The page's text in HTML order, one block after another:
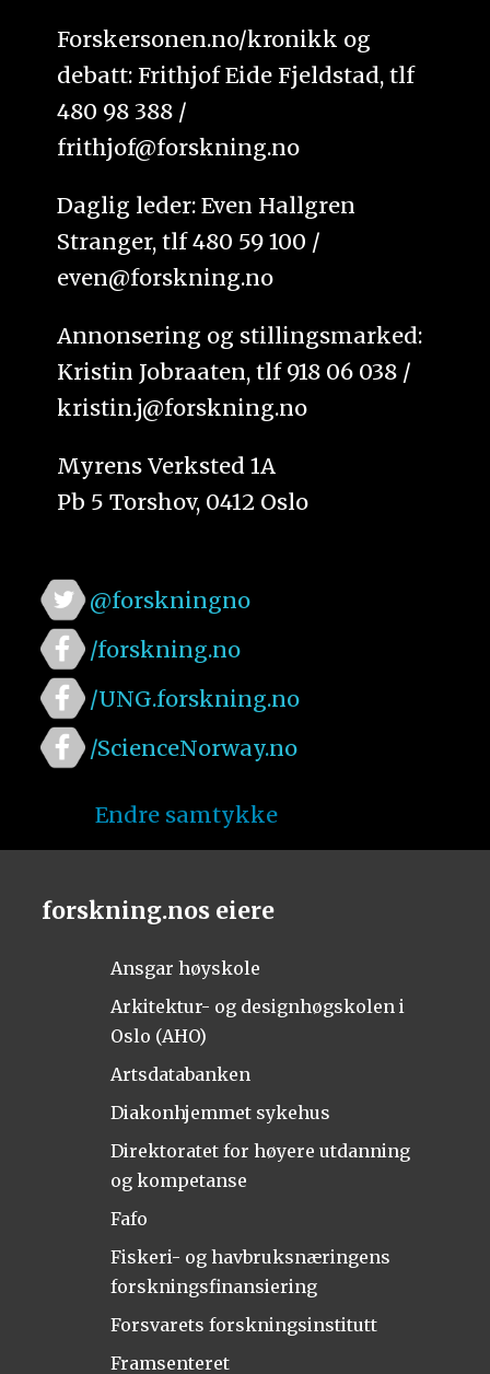
Forskersonen.no/kronikk og
debatt: Frithjof Eide Fjeldstad, tlf
480 98 388 /
frithjof@forskning.no
Daglig leder: Even Hallgren
Stranger, tlf 480 59 100 /
even@forskning.no
Annonsering og stillingsmarked:
Kristin Jobraaten, tlf 918 06 038 /
kristin.j@forskning.no
Myrens Verksted 1A
Pb 5 Torshov, 0412 Oslo
@forskningno
/forskning.no
/UNG.forskning.no
/ScienceNorway.no
Endre samtykke
forskning.nos eiere
Ansgar høyskole
Arkitektur- og designhøgskolen i
Oslo (AHO)
Artsdatabanken
Diakonhjemmet sykehus
Direktoratet for høyere utdanning
og kompetanse
Fafo
Fiskeri- og havbruksnæringens
forskningsfinansiering
Forsvarets forskningsinstitutt
Framsenteret